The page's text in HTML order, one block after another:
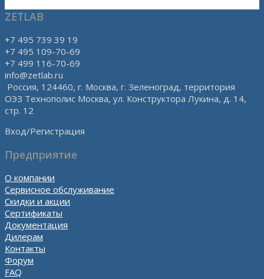
ZETLAB
+7 495 739 39 19
+7 495 109-70-69
+7 499 116-70-69
info@zetlab.ru
Россия, 124460, г. Москва, г. Зеленоград, территория
ОЭЗ Технополис Москва, ул. Конструктора Лукина, д. 14,
стр. 12
Вход/Регистрация
Предприятие
О компании
Сервисное обслуживание
Скидки и акции
Сертификаты
Документация
Дилерам
Контакты
Форум
FAQ